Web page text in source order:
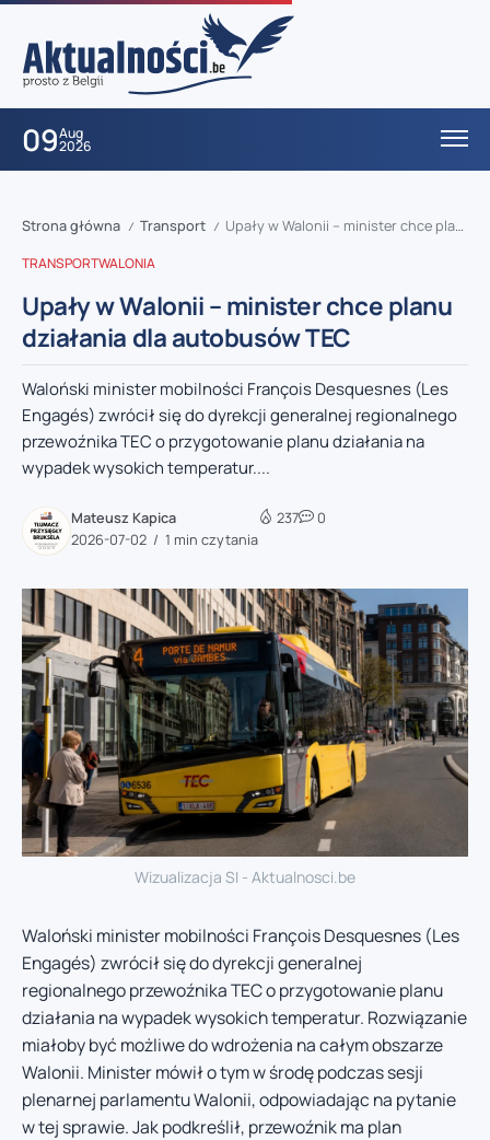
09Aug
2026
Strona główna / Transport / Upały w Walonii – minister chce planu działania dla autobusów TEC
TRANSPORTWALONIA
Upały w Walonii – minister chce planu
działania dla autobusów TEC
Waloński minister mobilności François Desquesnes (Les
Engagés) zwrócił się do dyrekcji generalnej regionalnego
przewoźnika TEC o przygotowanie planu działania na
wypadek wysokich temperatur....
Mateusz Kapica
2026-07-02
1 min czytania
237 0
Wizualizacja SI - Aktualnosci.be
Waloński minister mobilności François Desquesnes (Les
Engagés) zwrócił się do dyrekcji generalnej
regionalnego przewoźnika TEC o przygotowanie planu
działania na wypadek wysokich temperatur. Rozwiązanie
miałoby być możliwe do wdrożenia na całym obszarze
Walonii. Minister mówił o tym w środę podczas sesji
plenarnej parlamentu Walonii, odpowiadając na pytanie
w tej sprawie. Jak podkreślił, przewoźnik ma plan